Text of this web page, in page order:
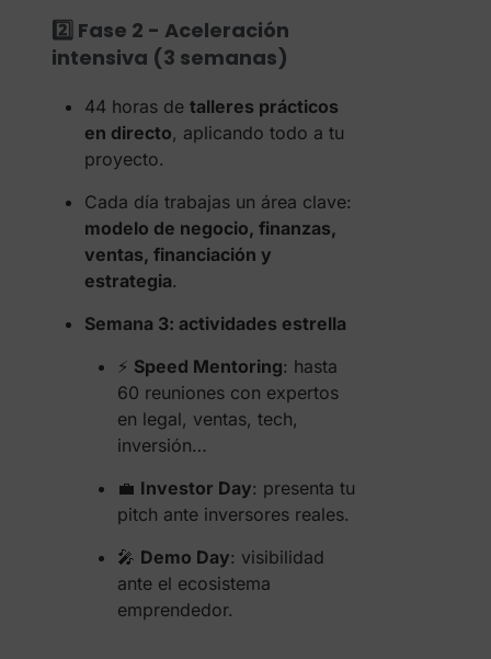
2️⃣ Fase 2 - Aceleración
intensiva (3 semanas)
44 horas de talleres prácticos
en directo, aplicando todo a tu
proyecto.
Cada día trabajas un área clave:
modelo de negocio, finanzas,
ventas, financiación y
estrategia.
Semana 3: actividades estrella
⚡ Speed Mentoring: hasta
60 reuniones con expertos
en legal, ventas, tech,
inversión…
💼 Investor Day: presenta tu
pitch ante inversores reales.
🎤 Demo Day: visibilidad
ante el ecosistema
emprendedor.